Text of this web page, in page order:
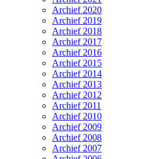
Archief 2020
Archief 2019
Archief 2018
Archief 2017
Archief 2016
Archief 2015
Archief 2014
Archief 2013
Archief 2012
Archief 2011
Archief 2010
Archief 2009
Archief 2008
Archief 2007